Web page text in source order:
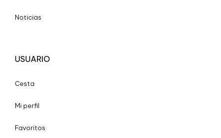
Noticias
USUARIO
Cesta
Mi perfil
Favoritos